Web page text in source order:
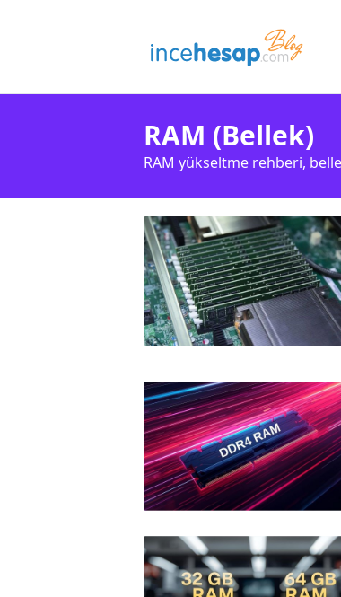
RAM (Bellek)
RAM yükseltme rehberi,